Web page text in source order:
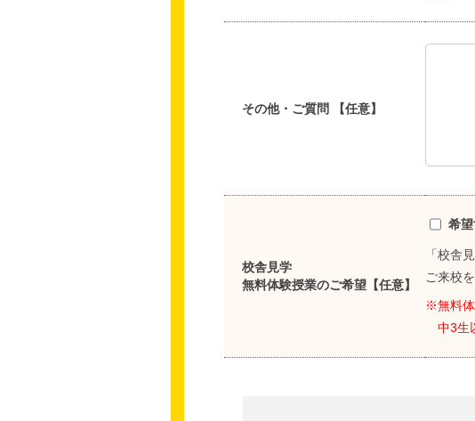
その他・ご質問 【任意】
校舎見学
無料体験授業のご希望【任意】
希
「校舎
ご来校
※無料体
中3生